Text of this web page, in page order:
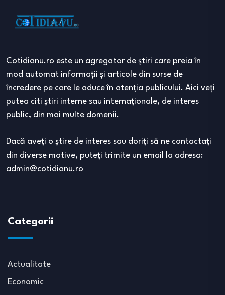
Cotidianu.ro este un agregator de ştiri care preia în
mod automat informaţii şi articole din surse de
încredere pe care le aduce în atenţia publicului. Aici veţi
putea citi ştiri interne sau internaţionale, de interes
public, din mai multe domenii.
Dacă aveţi o ştire de interes sau doriţi să ne contactaţi
din diverse motive, puteţi trimite un email la adresa:
admin@cotidianu.ro
Categorii
Actualitate
Economic